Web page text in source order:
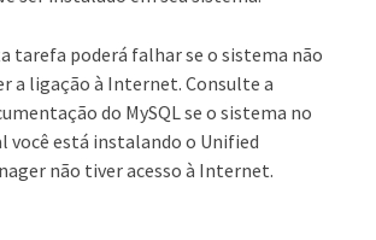
tarefa poderá falhar se o sistema não
a ligação à Internet. Consulte a
do MySQL se o sistema no
você está instalando o Unified
não tiver acesso à Internet.